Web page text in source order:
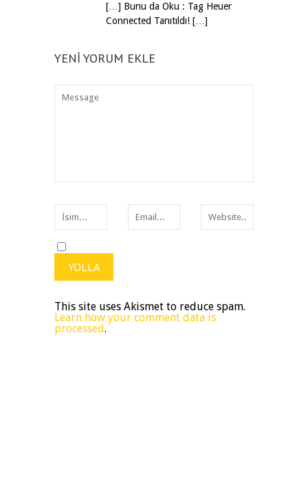
[…] Bunu da Oku : Tag Heuer
Connected Tanıtıldı! […]
YENI YORUM EKLE
This site uses Akismet to reduce spam.
Learn how your comment data is
processed.